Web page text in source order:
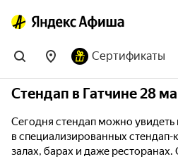
Сертификаты
Стендап в Гатчине 28
Сегодня стендап можно
в специализированных стендап-
залах, барах и даже